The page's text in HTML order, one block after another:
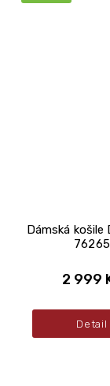
Dámská košile
76265
2 999
Detail